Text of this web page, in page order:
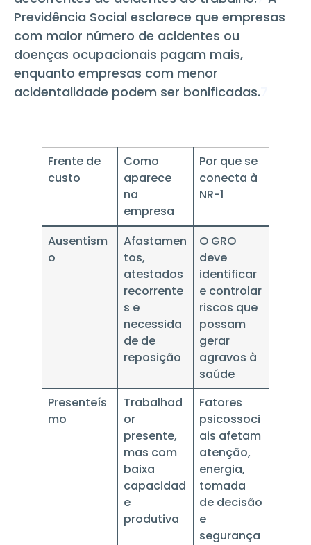
Previdência Social esclarece que empresas
com maior número de acidentes ou
doenças ocupacionais pagam mais,
enquanto empresas com menor
acidentalidade podem ser bonificadas.
Frente de
custo
Como
aparece
na
empresa
Por que se
conecta à
NR-1
Ausentism
o
Afastamen
tos,
atestados
recorrente
s e
necessida
de de
reposição
O GRO
deve
identificar
e controlar
riscos que
possam
gerar
agravos à
saúde
Presenteís
mo
Trabalhad
or
presente,
mas com
baixa
capacidad
e
produtiva
Fatores
psicossoci
ais afetam
atenção,
energia,
tomada
de decisão
e
segurança